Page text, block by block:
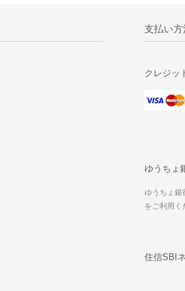
支払い方
クレジッ
ゆうちょ
ゆうちょ銀
をご利用く
住信SBI